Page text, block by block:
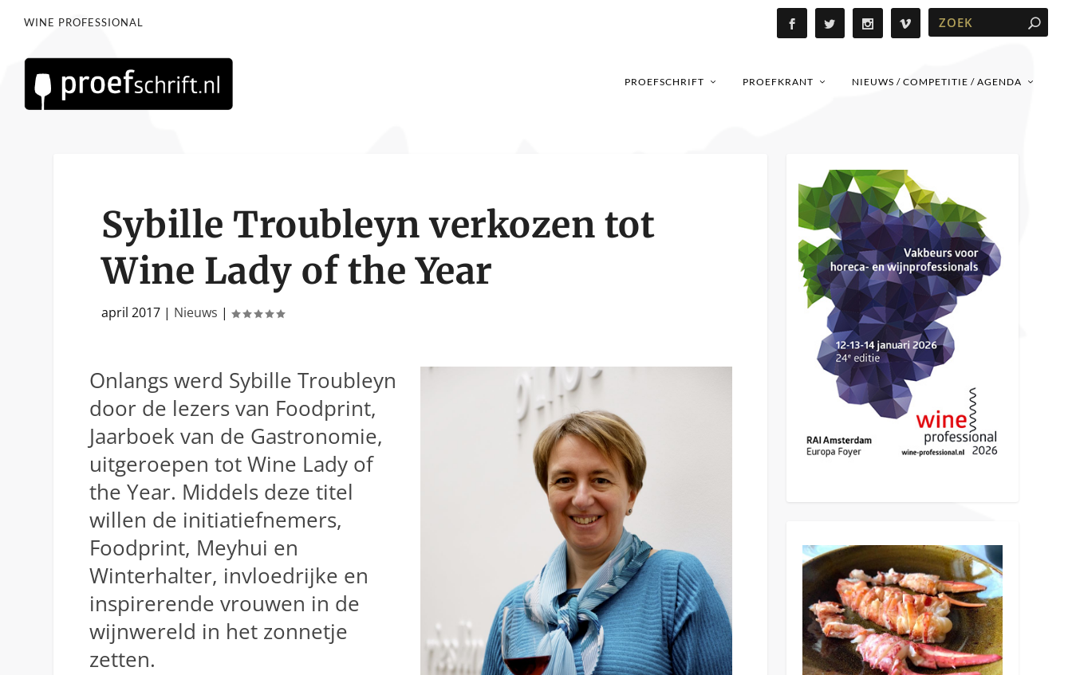
WINE PROFESSIONAL
PROEFSCHRIFT PROEFKRANT NIEUWS / COMPETITIE / AGENDA
Sybille Troubleyn verkozen tot
Wine Lady of the Year
april 2017 | Nieuws |
Onlangs werd Sybille Troubleyn
door de lezers van Foodprint,
Jaarboek van de Gastronomie,
uitgeroepen tot Wine Lady of
the Year. Middels deze titel
willen de initiatiefnemers,
Foodprint, Meyhui en
Winterhalter, invloedrijke en
inspirerende vrouwen in de
wijnwereld in het zonnetje
zetten.